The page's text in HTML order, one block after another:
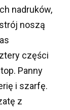
nadruków,
noszą
części
Panny
i szarfę.
z